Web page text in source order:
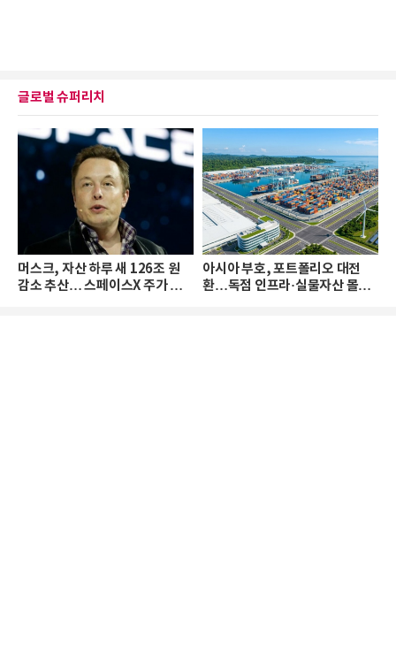
글로벌 슈퍼리치
머스크, 자산 하루 새 126조 원
감소 추산… 스페이스X 주가 하
아시아 부호, 포트폴리오 대전
환…독점 인프라·실물자산 몰린